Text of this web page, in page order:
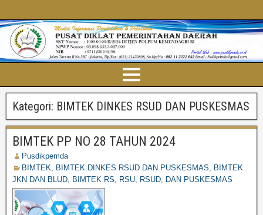
Kategori: BIMTEK DINKES RSUD DAN PUSKESMAS
BIMTEK PP NO 28 TAHUN 2024
Pusdikpemda
BIMTEK, BIMTEK DINKES RSUD DAN PUSKESMAS, BIMTEK
JKN DAN BLUD, BIMTEK RS, RSU, RSUD, DAN PUSKESMAS